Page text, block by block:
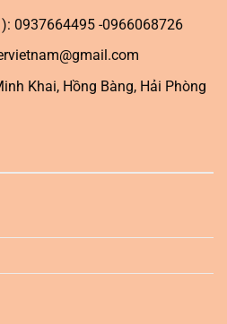
0937664495 -0966068726
Khai, Hồng Bàng, Hải Phòng